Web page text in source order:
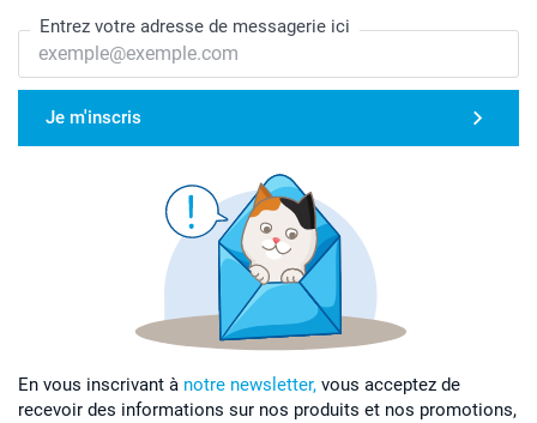
Entrez votre adresse de messagerie ici
Je m'inscris
En vous inscrivant à notre newsletter, vous acceptez de
recevoir des informations sur nos produits et nos promotions,